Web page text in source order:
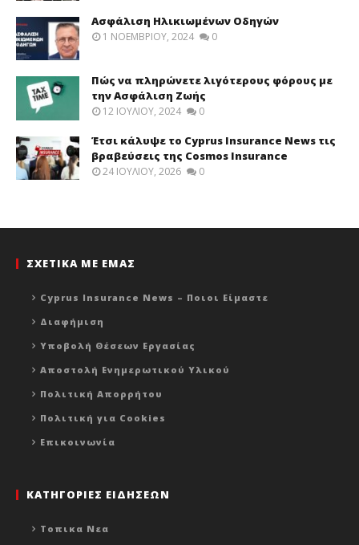
Ασφάλιση Ηλικιωμένων Οδηγών
1 ΝΟΕΜΒΡΊΟΥ, 2024 0
Πώς να πληρώνετε λιγότερους φόρους με
την Ασφάλιση Ζωής
12 ΙΟΥΛΊΟΥ, 2024 0
Έτσι κάλυψε το Cyprus Insurance News τις
βραβεύσεις της Cosmos Insurance
24 ΙΟΥΛΊΟΥ, 2026 0
ΣΧΕΤΙΚΑ ΜΕ ΕΜΑΣ
Cyprus Insurance News – Ποιοι Είμαστε
Διαφήμιση
Υποβολή Θέσεων Εργασίας
Αποστολή Ενημερωτικού Υλικού
Πολιτική Απορρήτου
Πολιτική για Cookies
Επικοινωνία
ΚΑΤΗΓΟΡΙΕΣ ΕΙΔΗΣΕΩΝ
Τοπικα Νεα